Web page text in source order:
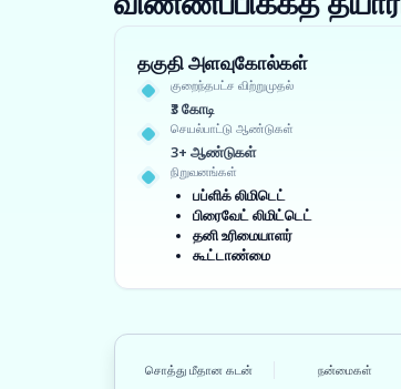
தகுதி அளவுகோல்கள்
குறைந்தபட்ச விற்றுமுதல்
₹3 கோடி
செயல்பாட்டு ஆண்டுகள்
3+ ஆண்டுகள்
நிறுவனங்கள்
பப்ளிக் லிமிடெட்
பிரைவேட் லிமிட்டெட்
தனி உரிமையாளர்
கூட்டாண்மை
சொத்து மீதான கடன் நன்மைகள்